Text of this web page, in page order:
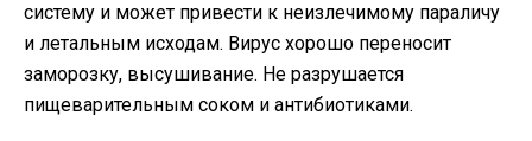
систему и может привести к неизлечимому параличу
и летальным исходам. Вирус хорошо переносит
заморозку, высушивание. Не разрушается
пищеварительным соком и антибиотиками.